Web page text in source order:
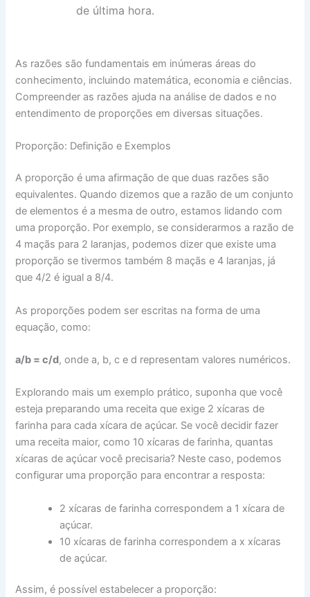
de última hora.
As razões são fundamentais em inúmeras áreas do
conhecimento, incluindo matemática, economia e ciências.
Compreender as razões ajuda na análise de dados e no
entendimento de proporções em diversas situações.
Proporção: Definição e Exemplos
A proporção é uma afirmação de que duas razões são
equivalentes. Quando dizemos que a razão de um conjunto
de elementos é a mesma de outro, estamos lidando com
uma proporção. Por exemplo, se considerarmos a razão de
4 maçãs para 2 laranjas, podemos dizer que existe uma
proporção se tivermos também 8 maçãs e 4 laranjas, já
que 4/2 é igual a 8/4.
As proporções podem ser escritas na forma de uma
equação, como:
a/b = c/d, onde a, b, c e d representam valores numéricos.
Explorando mais um exemplo prático, suponha que você
esteja preparando uma receita que exige 2 xícaras de
farinha para cada xícara de açúcar. Se você decidir fazer
uma receita maior, como 10 xícaras de farinha, quantas
xícaras de açúcar você precisaria? Neste caso, podemos
configurar uma proporção para encontrar a resposta:
2 xícaras de farinha correspondem a 1 xícara de
açúcar.
10 xícaras de farinha correspondem a x xícaras
de açúcar.
Assim, é possível estabelecer a proporção: